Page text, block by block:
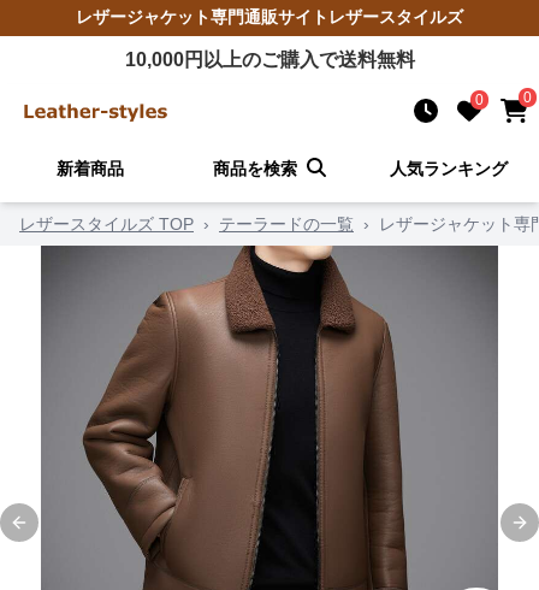
レザージャケット専門通販サイト レザースタイルズ
10,000円以上のご購入で送料無料
0 0
新着商品 商品を検索 人気ランキング
レザースタイルズ TOP › テーラードの一覧 › レザージャケット専
Previous slide